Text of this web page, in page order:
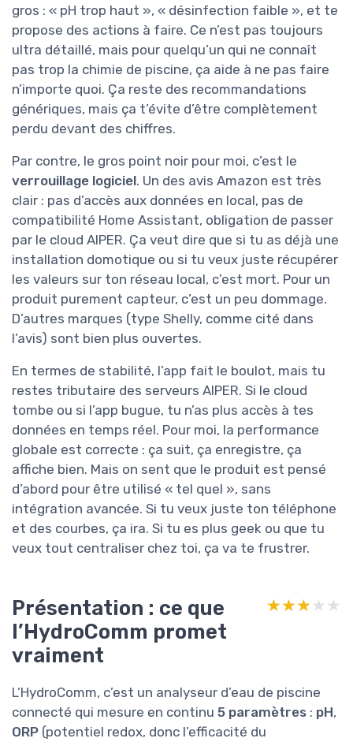
gros : « pH trop haut », « désinfection faible », et te
propose des actions à faire. Ce n’est pas toujours
ultra détaillé, mais pour quelqu’un qui ne connaît
pas trop la chimie de piscine, ça aide à ne pas faire
n’importe quoi. Ça reste des recommandations
génériques, mais ça t’évite d’être complètement
perdu devant des chiffres.
Par contre, le gros point noir pour moi, c’est le
verrouillage logiciel. Un des avis Amazon est très
clair : pas d’accès aux données en local, pas de
compatibilité Home Assistant, obligation de passer
par le cloud AIPER. Ça veut dire que si tu as déjà une
installation domotique ou si tu veux juste récupérer
les valeurs sur ton réseau local, c’est mort. Pour un
produit purement capteur, c’est un peu dommage.
D’autres marques (type Shelly, comme cité dans
l’avis) sont bien plus ouvertes.
En termes de stabilité, l’app fait le boulot, mais tu
restes tributaire des serveurs AIPER. Si le cloud
tombe ou si l’app bugue, tu n’as plus accès à tes
données en temps réel. Pour moi, la performance
globale est correcte : ça suit, ça enregistre, ça
affiche bien. Mais on sent que le produit est pensé
d’abord pour être utilisé « tel quel », sans
intégration avancée. Si tu veux juste ton téléphone
et des courbes, ça ira. Si tu es plus geek ou que tu
veux tout centraliser chez toi, ça va te frustrer.
Présentation : ce que
l’HydroComm promet
vraiment
★★★★★
★★★★★
L’HydroComm, c’est un analyseur d’eau de piscine
connecté qui mesure en continu 5 paramètres : pH,
ORP (potentiel redox, donc l’efficacité du